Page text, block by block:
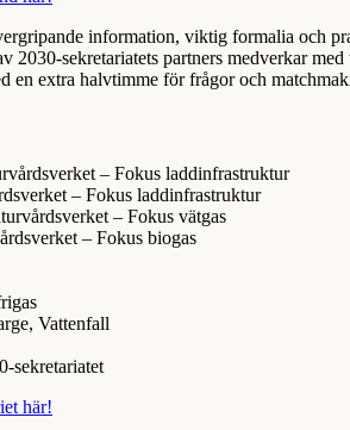
information, viktig formalia och
2030-sekretariatets partners medverkar
en extra halvtimme för frågor och
– Fokus laddinfrastruktur
– Fokus laddinfrastruktur
– Fokus vätgas
– Fokus biogas
Vattenfall
sekretariatet
här!